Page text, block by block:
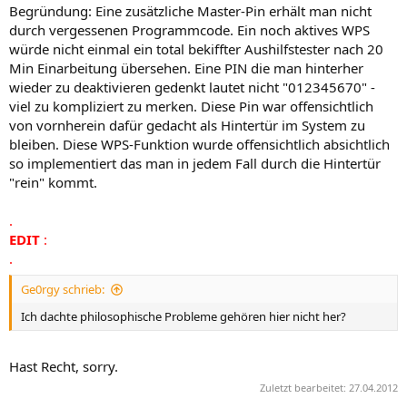
Begründung: Eine zusätzliche Master-Pin erhält man nicht
durch vergessenen Programmcode. Ein noch aktives WPS
würde nicht einmal ein total bekiffter Aushilfstester nach 20
Min Einarbeitung übersehen. Eine PIN die man hinterher
wieder zu deaktivieren gedenkt lautet nicht "012345670" -
viel zu kompliziert zu merken. Diese Pin war offensichtlich
von vornherein dafür gedacht als Hintertür im System zu
bleiben. Diese WPS-Funktion wurde offensichtlich absichtlich
so implementiert das man in jedem Fall durch die Hintertür
"rein" kommt.
.
EDIT :
.
Ge0rgy schrieb:
Ich dachte philosophische Probleme gehören hier nicht her?
Hast Recht, sorry.
Zuletzt bearbeitet: 27.04.2012